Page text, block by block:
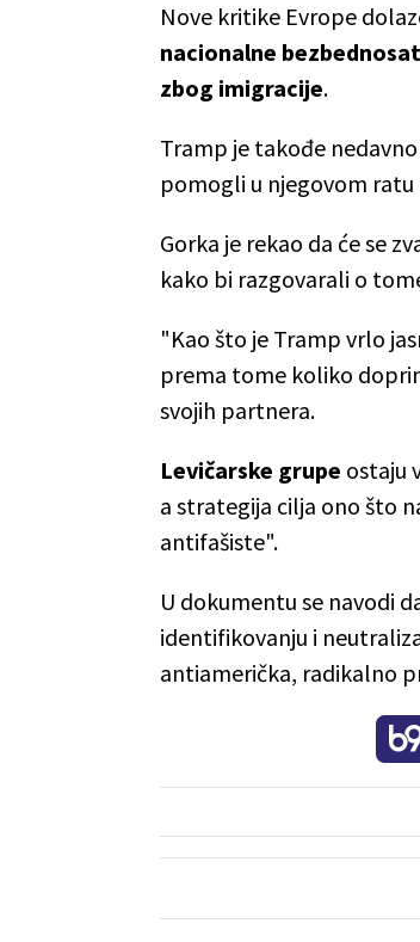
Nove kritike Evrope
nacionalne
zbog imigracije.
Tramp je takođe
pomogli u njegovom
Gorka je rekao da će se
kako bi razgovarali o
"Kao što je Tramp vrlo
prema tome koliko
svojih partnera.
Levičarske grupe ostaju
a strategija cilja ono što
antifašiste".
U dokumentu se navodi
identifikovanju i
antiamerička, radikalno